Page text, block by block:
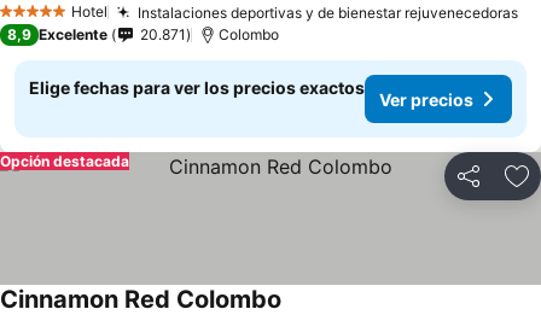
5 Estrellas Hotel Instalaciones deportivas y de bienestar rejuvenecedoras
8,9 Excelente 20.871 Colombo
Elige fechas para ver los precios exactos
Ver precios
Compartir
Opción destacada
Cinnamon Red Colombo